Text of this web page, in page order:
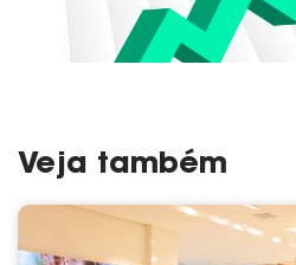
Veja também